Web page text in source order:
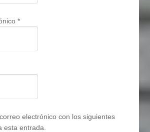
*
electrónico con los siguientes
esta entrada.